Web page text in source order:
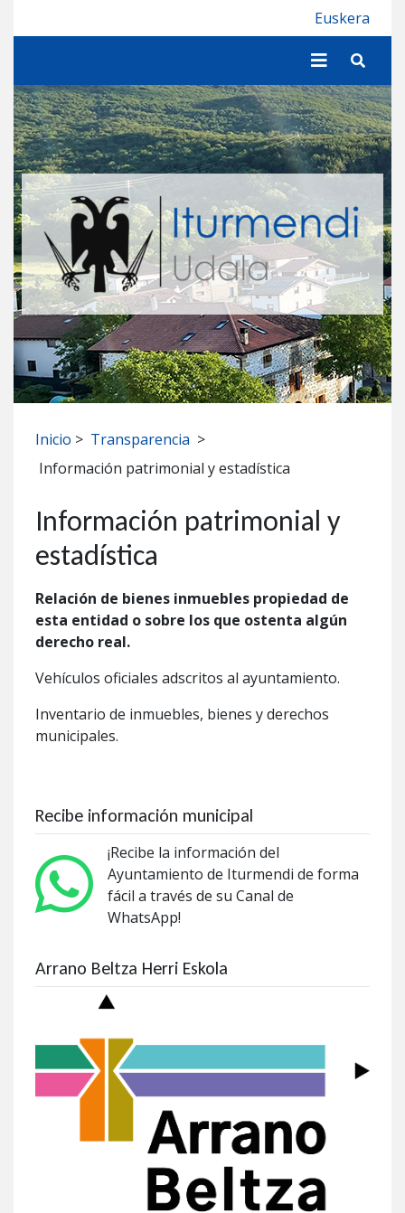
Euskera
Buscar
Inicio > Transparencia >
Información patrimonial y estadística
Información patrimonial y
estadística
Relación de bienes inmuebles propiedad de
esta entidad o sobre los que ostenta algún
derecho real.
Vehículos oficiales adscritos al ayuntamiento.
Inventario de inmuebles, bienes y derechos
municipales.
Recibe información municipal
¡Recibe la información del
Ayuntamiento de Iturmendi de forma
fácil a través de su Canal de
WhatsApp!
Arrano Beltza Herri Eskola